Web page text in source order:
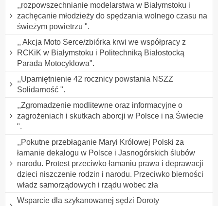
,,rozpowszechnianie modelarstwa w Białymstoku i
zachęcanie młodzieży do spędzania wolnego czasu na
świeżym powietrzu ".
,, Akcja Moto Serce/zbiórka krwi we współpracy z
RCKiK w Białymstoku i Politechniką Białostocką
Parada Motocyklowa".
,,Upamiętnienie 42 rocznicy powstania NSZZ
Solidarność ".
,,Zgromadzenie modlitewne oraz informacyjne o
zagrożeniach i skutkach aborcji w Polsce i na Świecie
".
,,Pokutne przebłaganie Maryi Królowej Polski za
łamanie dekalogu w Polsce i Jasnogórskich ślubów
narodu. Protest przeciwko łamaniu prawa i deprawacji
dzieci niszczenie rodzin i narodu. Przeciwko bierności
władz samorządowych i rządu wobec zła
Wsparcie dla szykanowanej sędzi Doroty